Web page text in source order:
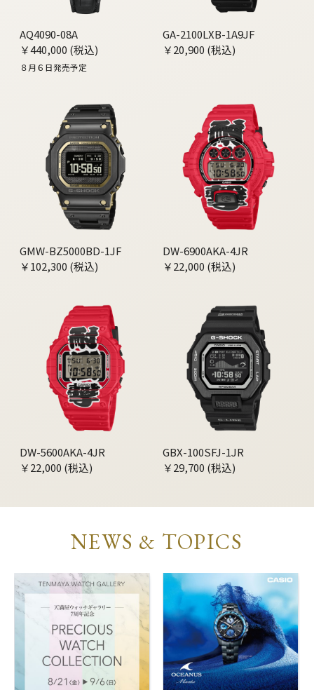
AQ4090-08A
￥440,000 (税込)
８月６日発売予定
GA-2100LXB-1A9JF
￥20,900 (税込)
GMW-BZ5000BD-1JF
￥102,300 (税込)
DW-6900AKA-4JR
￥22,000 (税込)
DW-5600AKA-4JR
￥22,000 (税込)
GBX-100SFJ-1JR
￥29,700 (税込)
NEWS & TOPICS